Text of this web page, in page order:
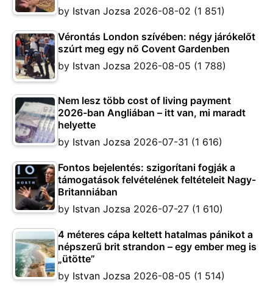
by Istvan Jozsa 2026-08-02 (1 851)
Vérontás London szívében: négy járókelőt
szúrt meg egy nő Covent Gardenben
by Istvan Jozsa 2026-08-05 (1 788)
Nem lesz több cost of living payment
2026-ban Angliában – itt van, mi maradt
helyette
by Istvan Jozsa 2026-07-31 (1 616)
Fontos bejelentés: szigorítani fogják a
támogatások felvételének feltételeit Nagy-
Britanniában
by Istvan Jozsa 2026-07-27 (1 610)
4 méteres cápa keltett hatalmas pánikot a
népszerű brit strandon – egy ember meg is
„ütötte”
by Istvan Jozsa 2026-08-05 (1 514)